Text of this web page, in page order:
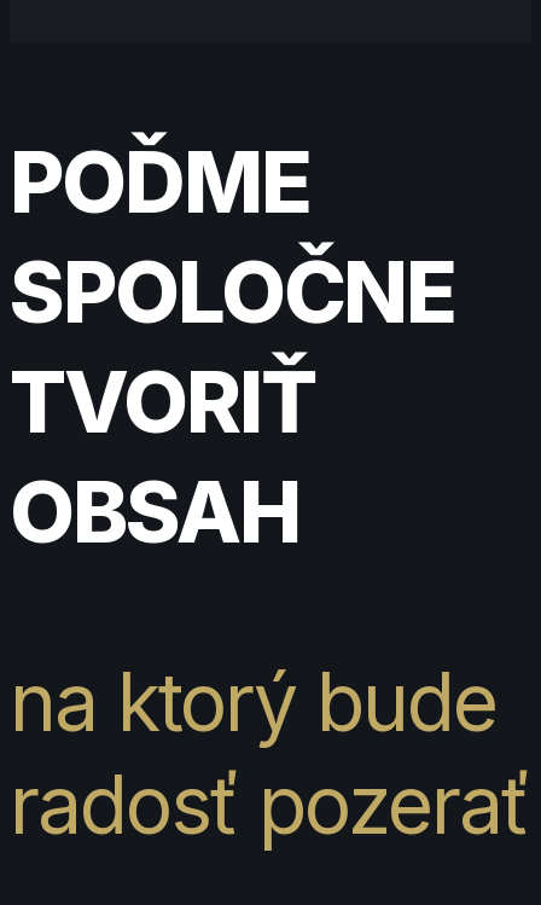
POĎME
SPOLOČNE
TVORIŤ
OBSAH
na ktorý bude
radosť pozerať